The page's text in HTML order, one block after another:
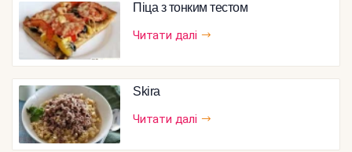
Піца з тонким тестом
Читати далі
Skira
Читати далі